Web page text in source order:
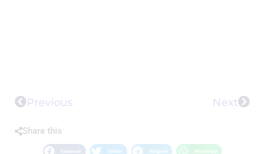
Previous Next
Share this
Facebook Twitter Telegram WhatsApp